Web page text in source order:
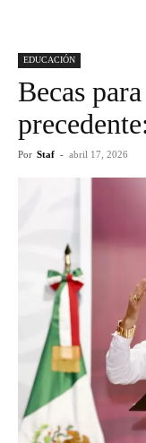
EDUCACIÓN
Becas
Por Staf - abril 17, 2026